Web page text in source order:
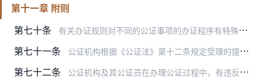
第十一章 附则
第七十条
有关办证规则对不同的公证事项的办证程序有特殊规定的，从其规定。
第七十一条 公证机构根据《公证法》第十二条规定受理的提存、登记、保管等事务，依照有关专门规定办理；没有专门规定的，参照本规则办理。
第七十二条 公证机构及其公证员在办理公证过程中，有违反《公证法》第四十一条、第四十二条以及本规则规定行为的，由司法行政机关依据《公证法》、《公证机构执业管理办法》、《公证员…